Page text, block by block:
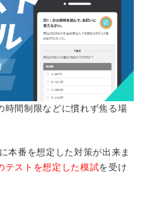
時間制限などに慣れず焦る場
本番を想定した対策が出来ま
テストを想定した模試を受け